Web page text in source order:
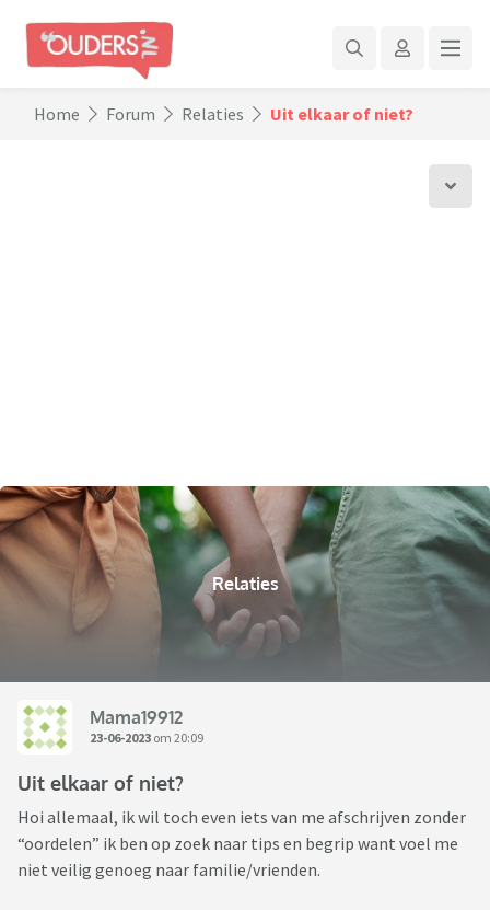
Home Forum Relaties Uit elkaar of niet?
Relaties
Mama19912
23-06-2023 om 20:09
Uit elkaar of niet?
Hoi allemaal, ik wil toch even iets van me afschrijven zonder
“oordelen” ik ben op zoek naar tips en begrip want voel me
niet veilig genoeg naar familie/vrienden.